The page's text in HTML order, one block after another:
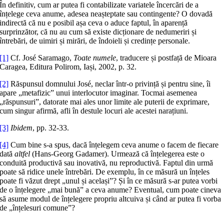
În definitiv, cum ar putea fi contabilizate variatele încercări de a
înțelege ceva anume, adesea neașteptate sau contingente? O dovadă
indirectă că nu e posibil așa ceva o aduce faptul, în aparență
surprinzător, că nu au cum să existe dicționare de nedumeriri și
întrebări, de uimiri și mirări, de îndoieli și credințe personale.
[1] Cf. José Saramago, Toate numele, traducere și postfață de Mioara
Caragea, Editura Polirom, Iași, 2002, p. 32.
[2] Răspunsul domnului José, neclar într-o privință și pentru sine, îi
apare „metafizic” unui interlocutor imaginar. Tocmai asemenea
„răspunsuri”, datorate mai ales unor limite ale puterii de exprimare,
cum singur afirmă, afli în destule locuri ale acestei narațiuni.
[3] Ibidem, pp. 32-33.
[4] Cum bine s-a spus, dacă înțelegem ceva anume o facem de fiecare
datăaltfel (Hans-Georg Gadamer). Urmează că înțelegerea este o
conduită productivă sau inovativă, nu reproductivă. Faptul din urmă
poate să ridice unele întrebări. De exemplu, în ce măsură un înțeles
poate fi văzut drept „unul și același”? Și în ce măsură s-ar putea vorbi
de o înțelegere „mai bună” a ceva anume? Eventual, cum poate cineva
să asume modul de înțelegere propriu altcuiva și când ar putea fi vorba
de „înțelesuri comune”?